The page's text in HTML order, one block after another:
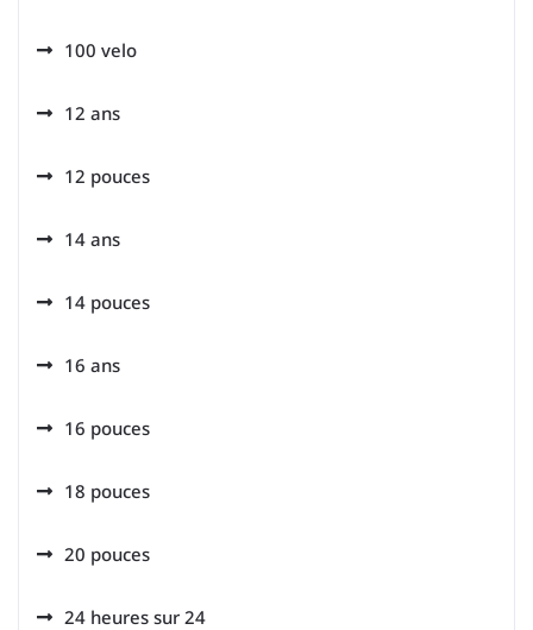
100 velo
12 ans
12 pouces
14 ans
14 pouces
16 ans
16 pouces
18 pouces
20 pouces
24 heures sur 24